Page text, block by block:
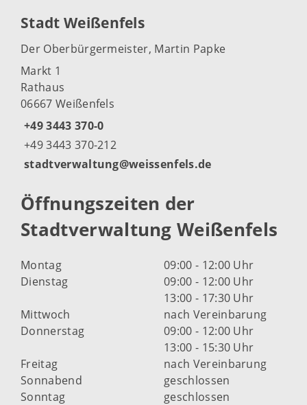
Stadt Weißenfels
Der Oberbürgermeister, Martin Papke
Markt 1
Rathaus
06667 Weißenfels
+49 3443 370-0
+49 3443 370-212
stadtverwaltung@weissenfels.de
Öffnungszeiten der
Stadtverwaltung Weißenfels
Montag
09:00 - 12:00 Uhr
Dienstag
09:00 - 12:00 Uhr
13:00 - 17:30 Uhr
Mittwoch
nach Vereinbarung
Donnerstag
09:00 - 12:00 Uhr
13:00 - 15:30 Uhr
Freitag
nach Vereinbarung
Sonnabend
geschlossen
Sonntag
geschlossen